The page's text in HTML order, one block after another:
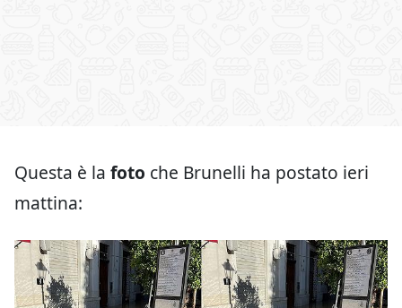
Questa è la foto che Brunelli ha postato ieri
mattina: